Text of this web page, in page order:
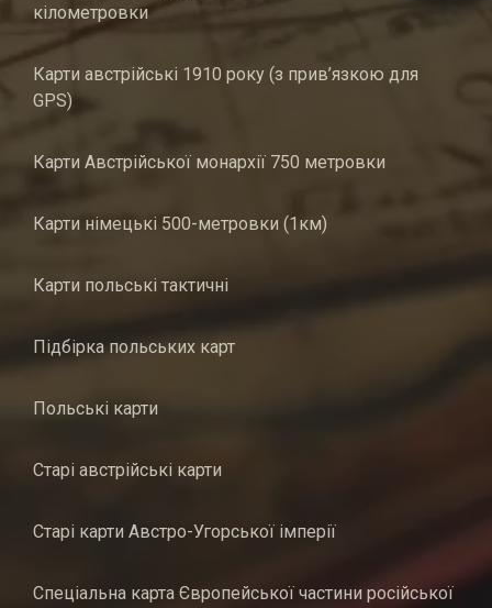
кілометровки
Карти австрійські 1910 року (з прив’язкою для
GPS)
Карти Австрійської монархії 750 метровки
Карти німецькі 500-метровки (1км)
Карти польські тактичні
Підбірка польських карт
Польські карти
Старі австрійські карти
Старі карти Австро-Угорської імперії
Спеціальна карта Європейської частини російської